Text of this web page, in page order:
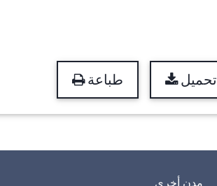
طباعة تحميل
مدن أخرى